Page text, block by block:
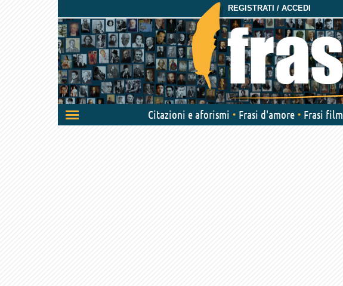
REGISTRATI / ACCEDI
Attiva/disattiva
navigazione
Citazioni e aforismi Frasi d'amore Frasi film